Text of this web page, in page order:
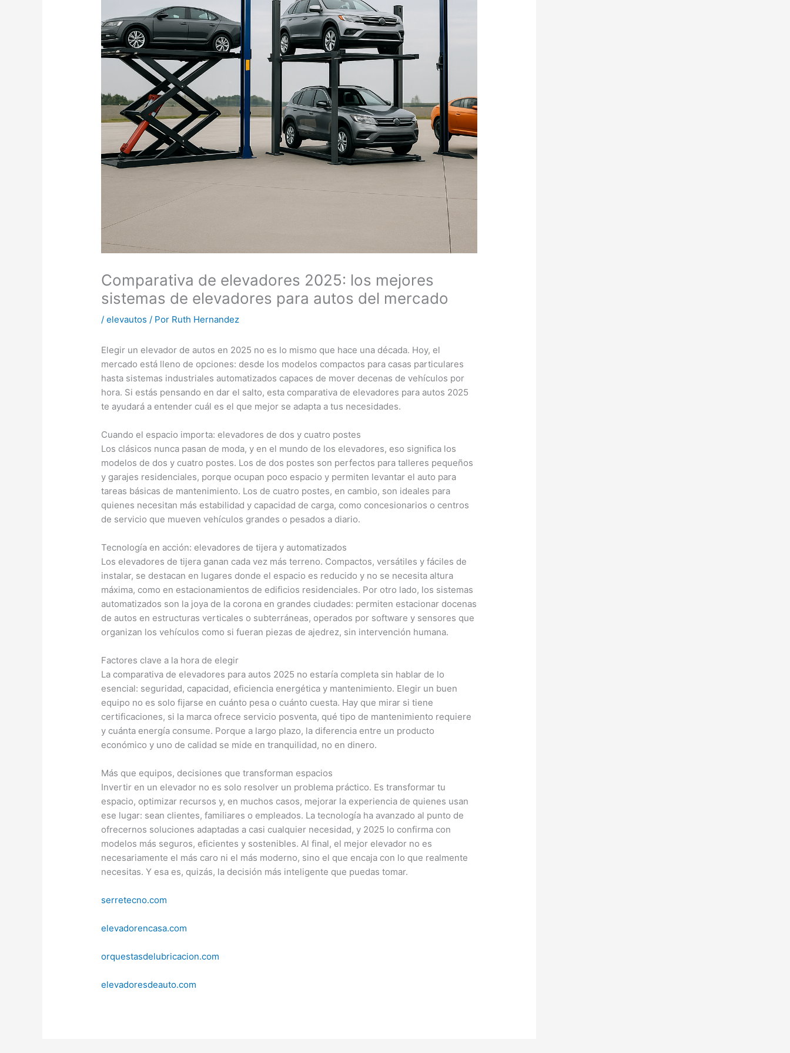
Comparativa de elevadores 2025: los mejores
sistemas de elevadores para autos del mercado
/elevautos / Por Ruth Hernandez
Elegir un elevador de autos en 2025 no es lo mismo que hace una década. Hoy, el
mercado está lleno de opciones: desde los modelos compactos para casas particulares
hasta sistemas industriales automatizados capaces de mover decenas de vehículos por
hora. Si estás pensando en dar el salto, esta comparativa de elevadores para autos 2025
te ayudará a entender cuál es el que mejor se adapta a tus necesidades.
Cuando el espacio importa: elevadores de dos y cuatro postes
Los clásicos nunca pasan de moda, y en el mundo de los elevadores, eso significa los
modelos de dos y cuatro postes. Los de dos postes son perfectos para talleres pequeños
y garajes residenciales, porque ocupan poco espacio y permiten levantar el auto para
tareas básicas de mantenimiento. Los de cuatro postes, en cambio, son ideales para
quienes necesitan más estabilidad y capacidad de carga, como concesionarios o centros
de servicio que mueven vehículos grandes o pesados a diario.
Tecnología en acción: elevadores de tijera y automatizados
Los elevadores de tijera ganan cada vez más terreno. Compactos, versátiles y fáciles de
instalar, se destacan en lugares donde el espacio es reducido y no se necesita altura
máxima, como en estacionamientos de edificios residenciales. Por otro lado, los sistemas
automatizados son la joya de la corona en grandes ciudades: permiten estacionar docenas
de autos en estructuras verticales o subterráneas, operados por software y sensores que
organizan los vehículos como si fueran piezas de ajedrez, sin intervención humana.
Factores clave a la hora de elegir
La comparativa de elevadores para autos 2025 no estaría completa sin hablar de lo
esencial: seguridad, capacidad, eficiencia energética y mantenimiento. Elegir un buen
equipo no es solo fijarse en cuánto pesa o cuánto cuesta. Hay que mirar si tiene
certificaciones, si la marca ofrece servicio posventa, qué tipo de mantenimiento requiere
y cuánta energía consume. Porque a largo plazo, la diferencia entre un producto
económico y uno de calidad se mide en tranquilidad, no en dinero.
Más que equipos, decisiones que transforman espacios
Invertir en un elevador no es solo resolver un problema práctico. Es transformar tu
espacio, optimizar recursos y, en muchos casos, mejorar la experiencia de quienes usan
ese lugar: sean clientes, familiares o empleados. La tecnología ha avanzado al punto de
ofrecernos soluciones adaptadas a casi cualquier necesidad, y 2025 lo confirma con
modelos más seguros, eficientes y sostenibles. Al final, el mejor elevador no es
necesariamente el más caro ni el más moderno, sino el que encaja con lo que realmente
necesitas. Y esa es, quizás, la decisión más inteligente que puedas tomar.
serretecno.com
elevadorencasa.com
orquestasdelubricacion.com
elevadoresdeauto.com